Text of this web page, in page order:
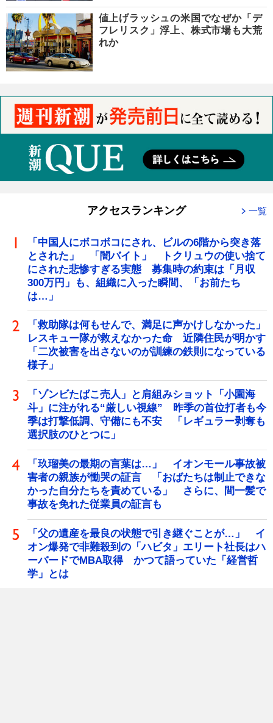
値上げラッシュの米国でなぜか「デ
フレリスク」浮上、株式市場も大荒
れか
アクセスランキング 一覧
「中国人にボコボコにされ、ビルの6階から突き落
とされた」 「闇バイト」 トクリュウの使い捨て
にされた悲惨すぎる実態 募集時の約束は「月収
300万円」も、組織に入った瞬間、「お前たち
は…」
「救助隊は何もせんで、満足に声かけしなかった」
レスキュー隊が救えなかった命 近隣住民が明かす
「二次被害を出さないのが訓練の鉄則になっている
様子」
「ゾンビたばこ売人」と肩組みショット「小園海
斗」に注がれる“厳しい視線” 昨季の首位打者も今
季は打撃低調、守備にも不安 「レギュラー剥奪も
選択肢のひとつに」
「玖瑠美の最期の言葉は…」 イオンモール事故被
害者の親族が慟哭の証言 「おばたちは制止できな
かった自分たちを責めている」 さらに、間一髪で
事故を免れた従業員の証言も
「父の遺産を最良の状態で引き継ぐことが…」 イ
オン爆発で非難殺到の「ハビタ」エリート社長はハ
ーバードでMBA取得 かつて語っていた「経営哲
学」とは